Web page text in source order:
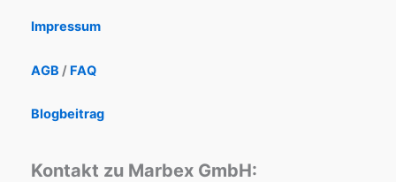
Impressum
AGB / FAQ
Blogbeitrag
Kontakt zu Marbex GmbH: